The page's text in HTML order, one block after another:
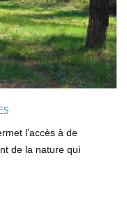
l’accès à de
de la nature qui